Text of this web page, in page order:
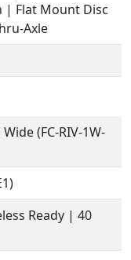
| Flat Mount Disc
Axle
Wide (FC-RIV-1W-
Ready | 40